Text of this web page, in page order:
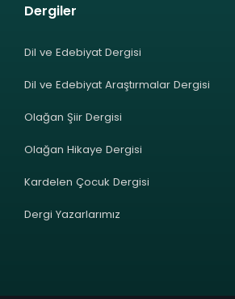
Dergiler
Dil ve Edebiyat Dergisi
Dil ve Edebiyat Araştırmalar Dergisi
Olağan Şiir Dergisi
Olağan Hikaye Dergisi
Kardelen Çocuk Dergisi
Dergi Yazarlarımız